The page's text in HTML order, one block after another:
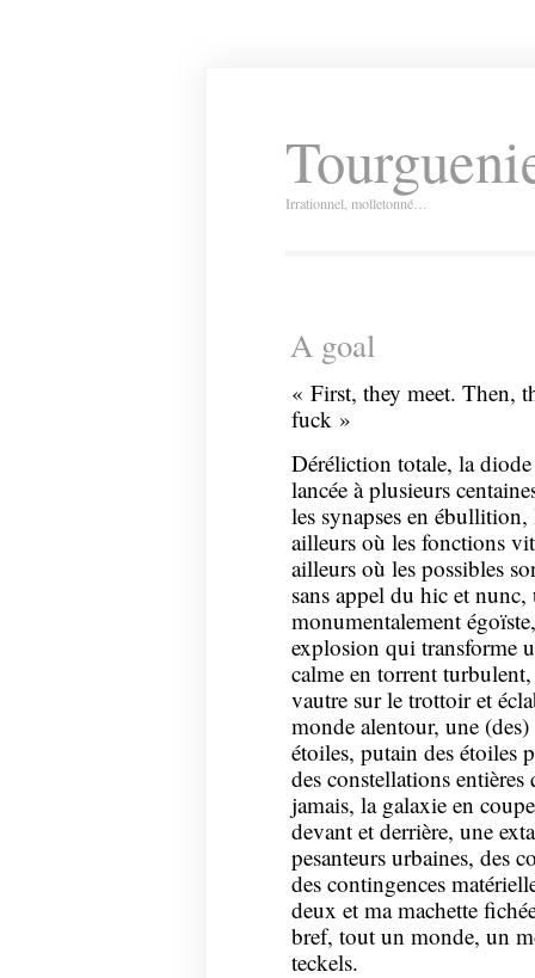
Irrationnel, molletonné…
A goal
« First, they meet. Then,
fuck »
Déréliction totale, la
lancée à plusieurs
les synapses en
ailleurs où les fonctions
ailleurs où les possibles
sans appel du hic et nunc,
monumentalement
explosion qui transforme
calme en torrent turbulent,
vautre sur le trottoir et
monde alentour, une (des)
étoiles, putain des étoiles
des constellations
jamais, la galaxie en
devant et derrière, une
pesanteurs urbaines, des
des contingences
deux et ma machette
bref, tout un monde, un
teckels.